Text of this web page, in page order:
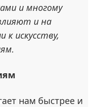
и многому
и на
к искусству,
нам быстрее и